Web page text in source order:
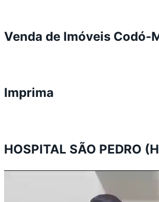
Venda de Imóveis Codó-
Imprima
HOSPITAL SÃO PEDRO